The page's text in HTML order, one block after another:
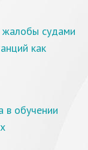
судами
как
в обучении